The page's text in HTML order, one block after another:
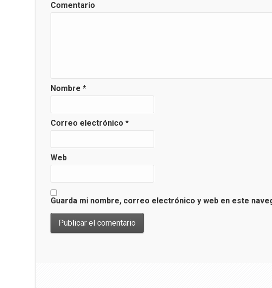
Comentario
Nombre *
Correo electrónico *
Web
Guarda mi nombre, correo electrónico y web en este